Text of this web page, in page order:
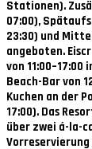
Stationen).
07:00),
23:30) und
angeboten.
von 11:00–17:00
Beach-Bar von
Kuchen an der
17:00). Das
über zwei á-la-